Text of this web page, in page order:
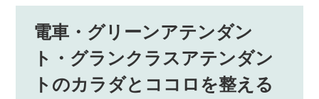
電車・グリーンアテンダン
ト・グランクラスアテンダン
トのカラダとココロを整える